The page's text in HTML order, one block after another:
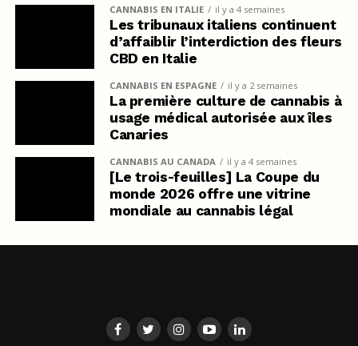
CANNABIS EN ITALIE il y a 4 semaines
Les tribunaux italiens continuent
d’affaiblir l’interdiction des fleurs
CBD en Italie
CANNABIS EN ESPAGNE il y a 2 semaines
La première culture de cannabis à
usage médical autorisée aux îles
Canaries
CANNABIS AU CANADA il y a 4 semaines
[Le trois-feuilles] La Coupe du
monde 2026 offre une vitrine
mondiale au cannabis légal